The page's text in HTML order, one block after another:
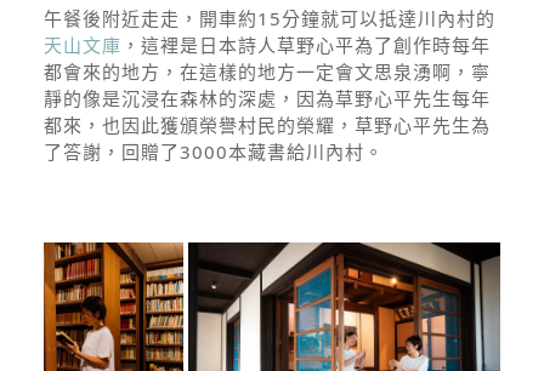
午餐後附近走走，開車約15分鐘就可以抵達川內村的
天山文庫 ，這裡是日本詩人草野心平為了創作時每年
都會來的地方，在這樣的地方一定會文思泉湧啊，寧
靜的像是沉浸在森林的深處，因為草野心平先生每年
都來，也因此獲頒榮譽村民的榮耀，草野心平先生為
了答謝，回贈了3000本藏書給川內村。